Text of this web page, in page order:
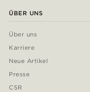
ÜBER UNS
Über uns
Karriere
Neue Artikel
Presse
CSR